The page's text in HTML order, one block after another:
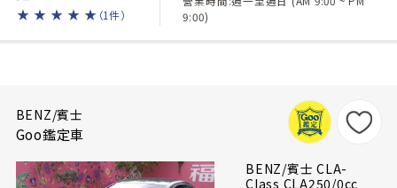
★ ★ ★ ★ ★ （1件）
9:00)
BENZ/賓士
Goo鑑定車
BENZ/賓士 CLA-
Class CLA250/0cc